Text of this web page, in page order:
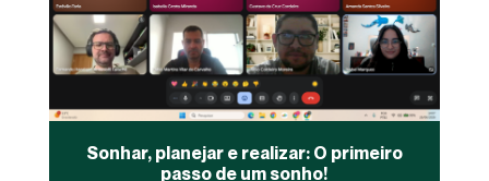
Sonhar, planejar e realizar: O primeiro
passo de um sonho!